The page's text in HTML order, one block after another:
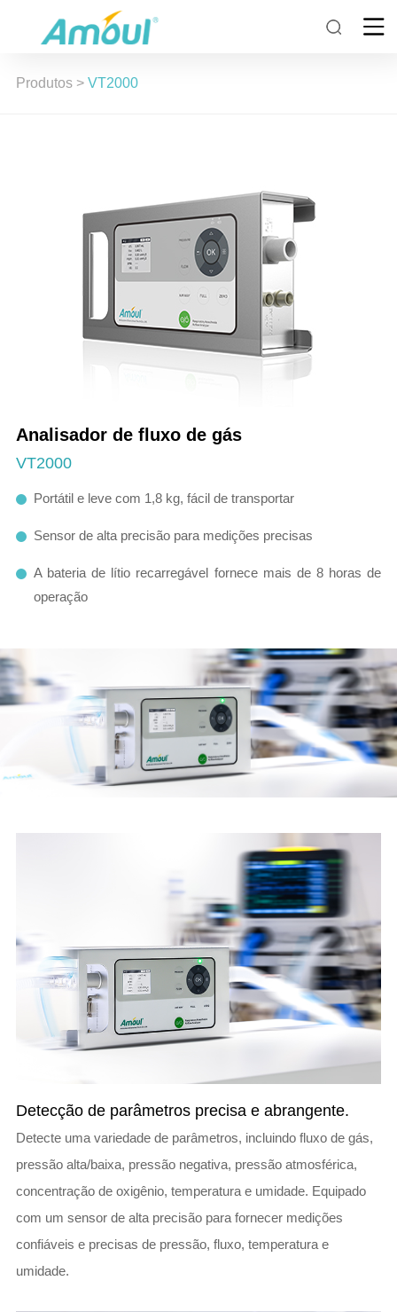
Produtos> VT2000
Analisador de fluxo de gás
VT2000
Portátil e leve com 1,8 kg, fácil de transportar
Sensor de alta precisão para medições precisas
A bateria de lítio recarregável fornece mais de 8 horas de
operação
Detecção de parâmetros precisa e abrangente.
Detecte uma variedade de parâmetros, incluindo fluxo de gás,
pressão alta/baixa, pressão negativa, pressão atmosférica,
concentração de oxigênio, temperatura e umidade. Equipado
com um sensor de alta precisão para fornecer medições
confiáveis e precisas de pressão, fluxo, temperatura e
umidade.